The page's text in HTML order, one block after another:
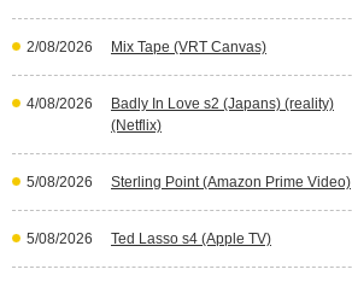
2/08/2026 Mix Tape (VRT Canvas)
4/08/2026
Badly In Love s2 (Japans) (reality)
(Netflix)
5/08/2026 Sterling Point (Amazon Prime Video)
5/08/2026 Ted Lasso s4 (Apple TV)